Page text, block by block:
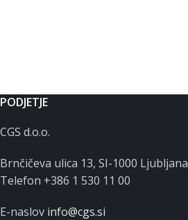
PODJETJE
CGS d.o.o.
Brnčičeva ulica 13, SI-1000 Ljubljana
Telefon +386 1 530 11 00
E-naslov info@cgs.si